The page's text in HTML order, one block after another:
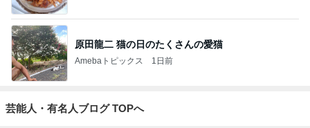
原田龍二 猫の日のたくさんの愛猫
Amebaトピックス 1日前
芸能人・有名人ブログ TOPへ